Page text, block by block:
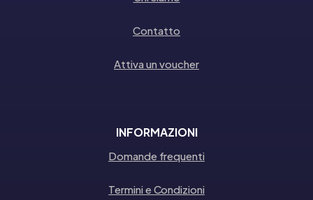
Contatto
Attiva un voucher
INFORMAZIONI
Domande frequenti
Termini e Condizioni